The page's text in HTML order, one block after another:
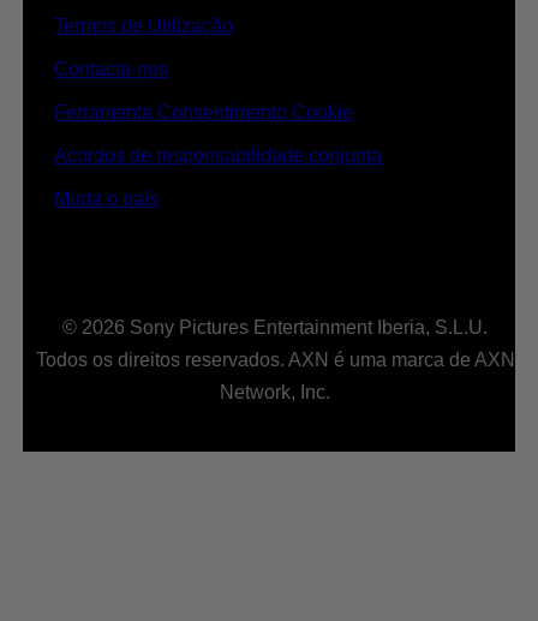
Termos de Utilização
Contacta-nos
Ferramenta Consentimento Cookie
Acordos de responsabilidade conjunta
Muda o país
© 2026 Sony Pictures Entertainment Iberia, S.L.U.
Todos os direitos reservados. AXN é uma marca de AXN
Network, Inc.